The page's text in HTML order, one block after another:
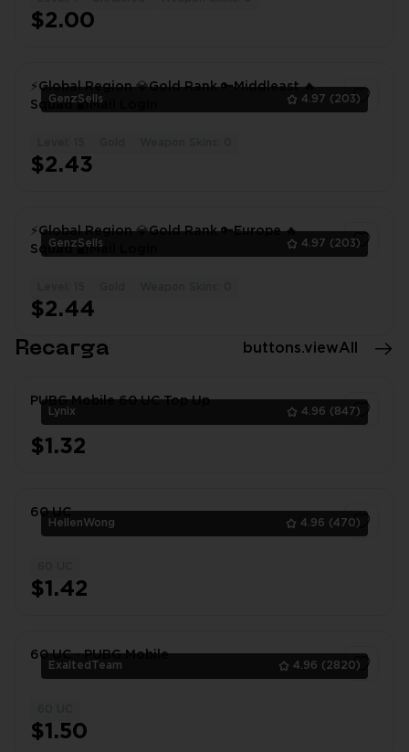
$2.00
GenzSells 4.97 (203)
⚡Global Region 💎Gold Rank 🔑Middleast 🔥
Squad 🔐Mail Login
$2.43
GenzSells 4.97 (203)
⚡Global Region 💎Gold Rank 🔑Europe 🔥
Squad 🔐Mail Login
$2.44
Recarga buttons.viewAll
Lynix 4.96 (847)
PUBG Mobile 60 UC Top Up
$1.32
HellenWong 4.96 (470)
60 UC
$1.42
ExaltedTeam 4.96 (2820)
60 UC - PUBG Mobile
$1.50